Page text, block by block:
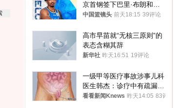
京首钢签下巴里·布朗和桑
普森
中国篮镜头 前天18:15 39评论
高市早苗就“无核三原则”的
表态含糊其辞
新华社 昨天16:51 19评论
一级甲等医疗事故涉事儿科
医生韩杰：诊疗中有疏漏，
我认错，但不能认罪
看看新闻Knews 昨天14:05 83评论